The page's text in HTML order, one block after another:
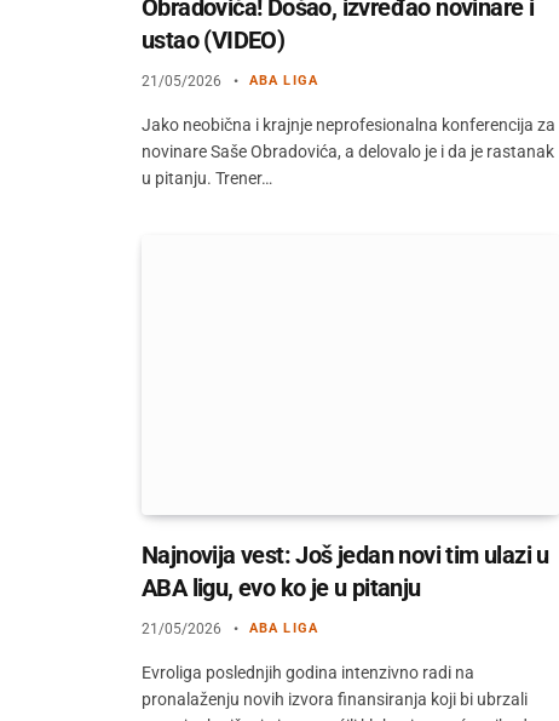
Obradovića! Došao, izvređao novinare i
ustao (VIDEO)
21/05/2026 ABA LIGA
Jako neobična i krajnje neprofesionalna konferencija za
novinare Saše Obradovića, a delovalo je i da je rastanak
u pitanju. Trener…
Najnovija vest: Još jedan novi tim ulazi u
ABA ligu, evo ko je u pitanju
21/05/2026 ABA LIGA
Evroliga poslednjih godina intenzivno radi na
pronalaženju novih izvora finansiranja koji bi ubrzali